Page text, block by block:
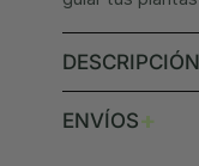
DESCRIPCIÓN
ENVÍOS+